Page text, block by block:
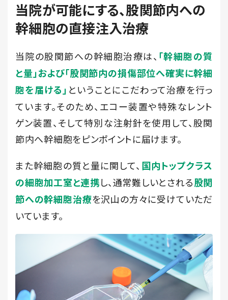
当院が可能にする、股関節内への
幹細胞の直接注入治療
当院の股関節への幹細胞治療は、 「幹細胞の質
と量」および「股関節内の損傷部位へ確実に幹細
胞を届ける」 ということにこだわって治療を行っ
ています。そのため、エコー装置や特殊なレント
ゲン装置、そして特別な注射針を使用して、股関
節内へ幹細胞をピンポイントに届けます。
また幹細胞の質と量に関して、 国内トップクラス
の細胞加工室と連携し、通常難しいとされる股関
節への幹細胞治療を沢山の方々に受けていただ
いています。